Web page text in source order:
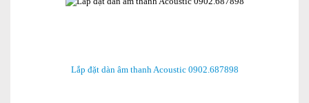
Lắp đặt dàn âm thanh Acoustic 0902.687898